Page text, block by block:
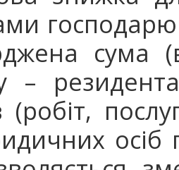
сума
–
(робіт,
осіб